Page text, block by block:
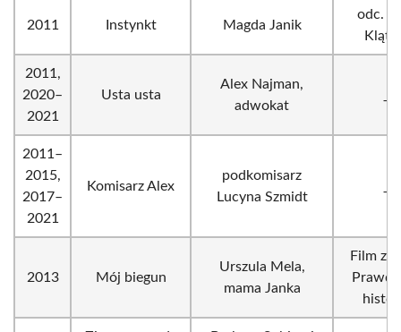
2011 Instynkt Magda Janik
odc. 7
2011,
2020–
2021
Usta usta
Alex Najman,
adwokat
2011–
2015,
2017–
2021
Komisarz Alex
podkomisarz
Lucyna Szmidt
2013 Mój biegun
Urszula Mela,
mama Janka
Film z